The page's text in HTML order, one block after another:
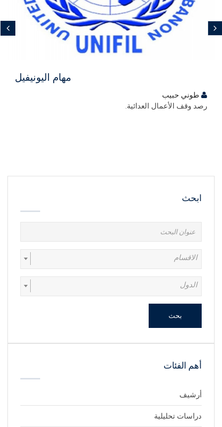
مهام اليونيفيل
رصد وقف الأعمال العدائية.
ابحث
الاقسام
الدول
بحث
أهم الفئات
أرشيف
دراسات تحليلية